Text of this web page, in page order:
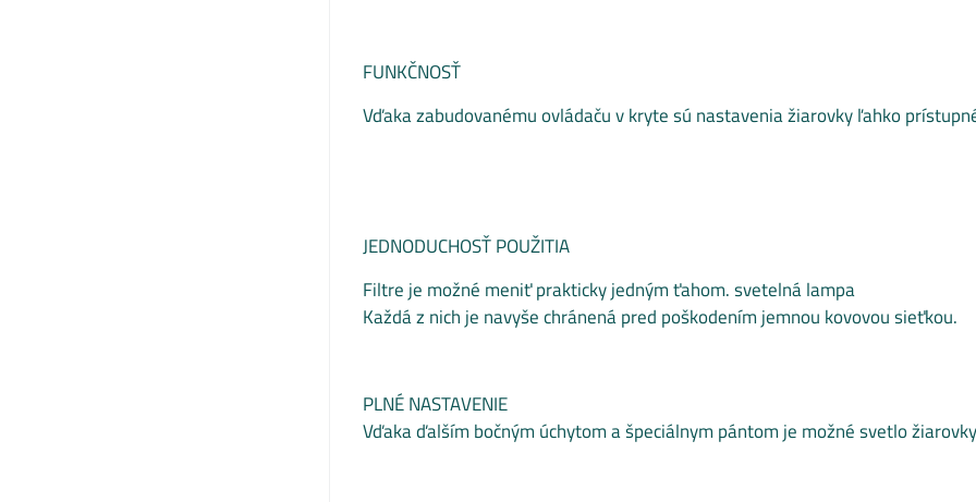
FUNKČNOSŤ
Vďaka zabudovanému ovládaču v kryte sú nastavenia žiarovky ľahko
JEDNODUCHOSŤ POUŽITIA
Filtre je možné meniť prakticky jedným ťahom. svetelná lampa
Každá z nich je navyše chránená pred poškodením jemnou kovovou sieťkou.
PLNÉ NASTAVENIE
Vďaka ďalším bočným úchytom a špeciálnym pántom je možné svetlo